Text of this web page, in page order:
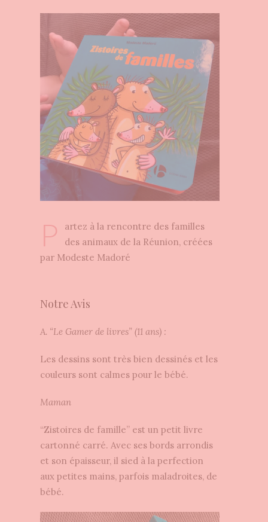
P
artez à la rencontre des familles
des animaux de la Réunion, créées
par Modeste Madoré
Notre Avis
A. “Le Gamer de livres” (11 ans) :
Les dessins sont très bien dessinés et les
couleurs sont calmes pour le bébé.
Maman
“Zistoires de famille” est un petit livre
cartonné carré. Avec ses bords arrondis
et son épaisseur, il sied à la perfection
aux petites mains, parfois maladroites, de
bébé.